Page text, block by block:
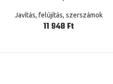
Sebkezeléshez Védjen
Elsősegélykészlet
Javítás, felújítás, szerszámok
Ft